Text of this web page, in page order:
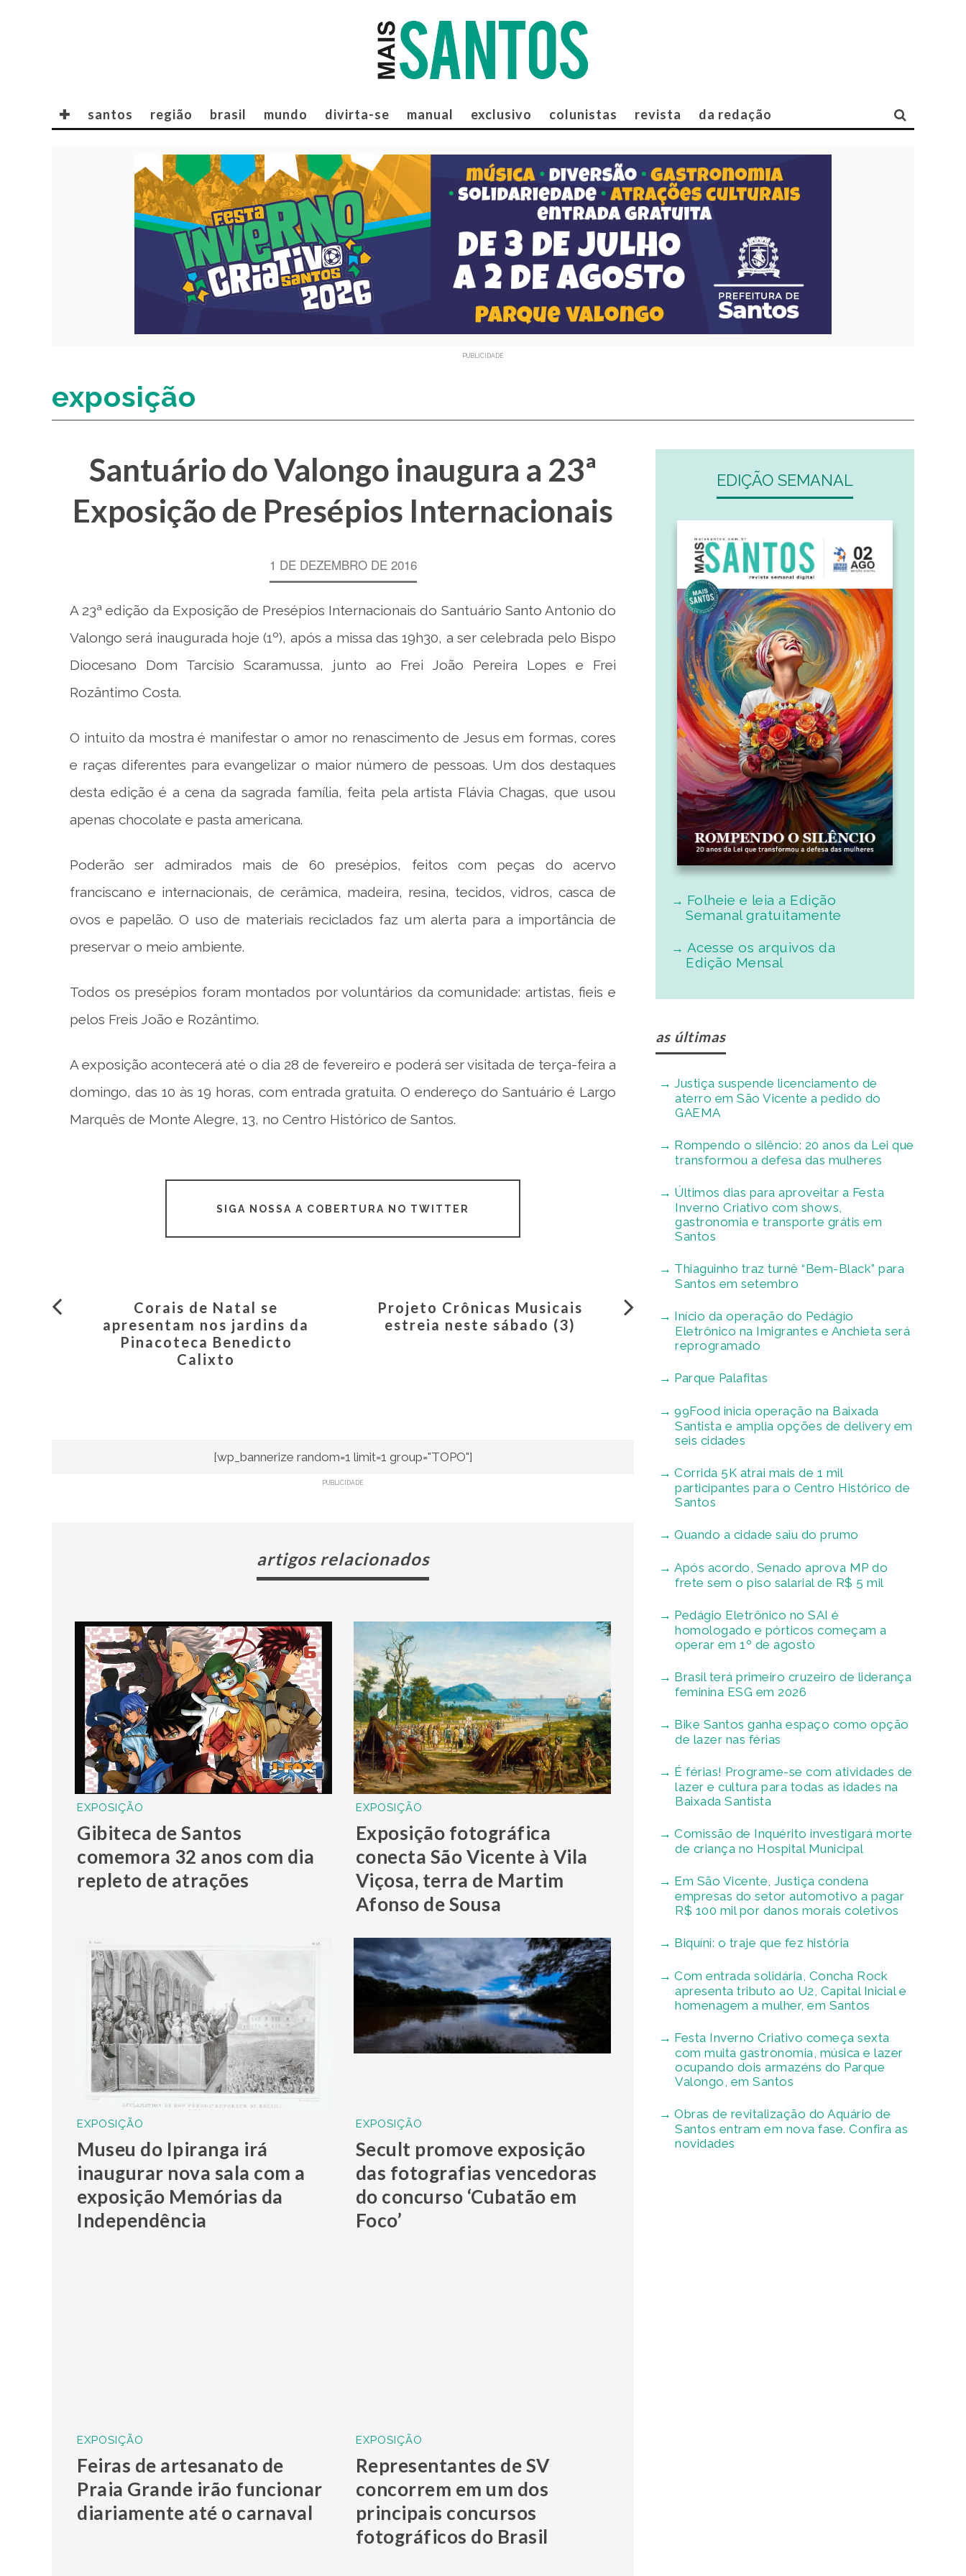
✚ santos região brasil mundo divirta-se manual exclusivo colunistas revista da redação
PUBLICIDADE
exposição
Santuário do Valongo inaugura a 23ª
Exposição de Presépios Internacionais
1 DE DEZEMBRO DE 2016
A 23ª edição da Exposição de Presépios Internacionais do Santuário Santo Antonio do
Valongo será inaugurada hoje (1º), após a missa das 19h30, a ser celebrada pelo Bispo
Diocesano Dom Tarcísio Scaramussa, junto ao Frei João Pereira Lopes e Frei
Rozântimo Costa.
O intuito da mostra é manifestar o amor no renascimento de Jesus em formas, cores
e raças diferentes para evangelizar o maior número de pessoas. Um dos destaques
desta edição é a cena da sagrada família, feita pela artista Flávia Chagas, que usou
apenas chocolate e pasta americana.
Poderão ser admirados mais de 60 presépios, feitos com peças do acervo
franciscano e internacionais, de cerâmica, madeira, resina, tecidos, vidros, casca de
ovos e papelão. O uso de materiais reciclados faz um alerta para a importância de
preservar o meio ambiente.
Todos os presépios foram montados por voluntários da comunidade: artistas, fieis e
pelos Freis João e Rozântimo.
A exposição acontecerá até o dia 28 de fevereiro e poderá ser visitada de terça-feira a
domingo, das 10 às 19 horas, com entrada gratuita. O endereço do Santuário é Largo
Marquês de Monte Alegre, 13, no Centro Histórico de Santos.
SIGA NOSSA A COBERTURA NO TWITTER
Corais de Natal se
apresentam nos jardins da
Pinacoteca Benedicto
Calixto
Projeto Crônicas Musicais
estreia neste sábado (3)
[wp_bannerize random=1 limit=1 group="TOPO"]
PUBLICIDADE
artigos relacionados
EXPOSIÇÃO
Gibiteca de Santos
comemora 32 anos com dia
repleto de atrações
EXPOSIÇÃO
Exposição fotográfica
conecta São Vicente à Vila
Viçosa, terra de Martim
Afonso de Sousa
EXPOSIÇÃO
Museu do Ipiranga irá
inaugurar nova sala com a
exposição Memórias da
Independência
EXPOSIÇÃO
Secult promove exposição
das fotografias vencedoras
do concurso ‘Cubatão em
Foco’
EXPOSIÇÃO
Feiras de artesanato de
Praia Grande irão funcionar
diariamente até o carnaval
EXPOSIÇÃO
Representantes de SV
concorrem em um dos
principais concursos
fotográficos do Brasil
EDIÇÃO SEMANAL
Folheie e leia a Edição
Semanal gratuitamente
Acesse os arquivos da
Edição Mensal
as últimas
Justiça suspende licenciamento de
aterro em São Vicente a pedido do
GAEMA
Rompendo o silêncio: 20 anos da Lei que
transformou a defesa das mulheres
Últimos dias para aproveitar a Festa
Inverno Criativo com shows,
gastronomia e transporte grátis em
Santos
Thiaguinho traz turnê “Bem-Black” para
Santos em setembro
Início da operação do Pedágio
Eletrônico na Imigrantes e Anchieta será
reprogramado
Parque Palafitas
99Food inicia operação na Baixada
Santista e amplia opções de delivery em
seis cidades
Corrida 5K atrai mais de 1 mil
participantes para o Centro Histórico de
Santos
Quando a cidade saiu do prumo
Após acordo, Senado aprova MP do
frete sem o piso salarial de R$ 5 mil
Pedágio Eletrônico no SAI é
homologado e pórticos começam a
operar em 1º de agosto
Brasil terá primeiro cruzeiro de liderança
feminina ESG em 2026
Bike Santos ganha espaço como opção
de lazer nas férias
É férias! Programe-se com atividades de
lazer e cultura para todas as idades na
Baixada Santista
Comissão de Inquérito investigará morte
de criança no Hospital Municipal
Em São Vicente, Justiça condena
empresas do setor automotivo a pagar
R$ 100 mil por danos morais coletivos
Biquíni: o traje que fez história
Com entrada solidária, Concha Rock
apresenta tributo ao U2, Capital Inicial e
homenagem a mulher, em Santos
Festa Inverno Criativo começa sexta
com muita gastronomia, música e lazer
ocupando dois armazéns do Parque
Valongo, em Santos
Obras de revitalização do Aquário de
Santos entram em nova fase. Confira as
novidades